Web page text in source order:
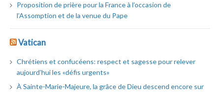
Proposition de prière pour la France à l’occasion de
l’Assomption et de la venue du Pape
Vatican
Chrétiens et confucéens: respect et sagesse pour relever
aujourd’hui les «défis urgents»
À Sainte-Marie-Majeure, la grâce de Dieu descend encore sur